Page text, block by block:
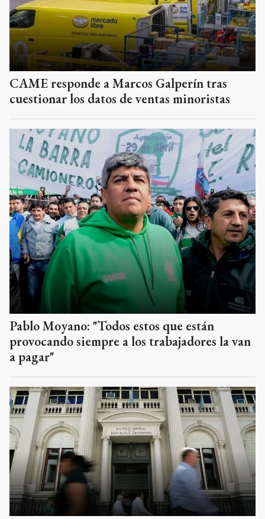
CAME responde a Marcos Galperín tras
cuestionar los datos de ventas minoristas
Pablo Moyano: "Todos estos que están
provocando siempre a los trabajadores la van
a pagar"